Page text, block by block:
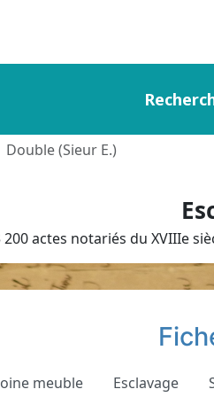
actes notariés du XVIIIe
Double (Sieur E.)
meuble Esclavage